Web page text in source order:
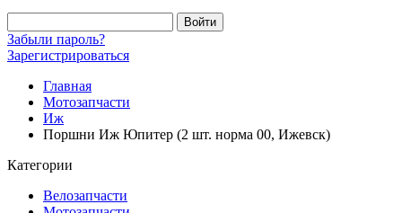
Забыли пароль?
Зарегистрироваться
Главная
Мотозапчасти
Иж
Поршни Иж Юпитер (2 шт. норма 00, Ижевск)
Категории
Велозапчасти